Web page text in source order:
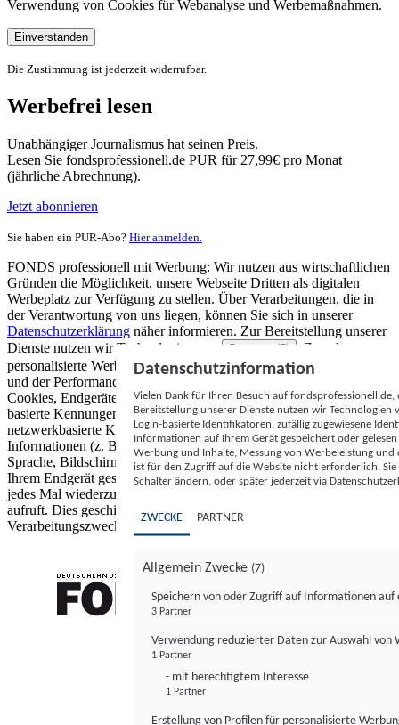
Verwendung von Cookies für Webanalyse und Werbemaßnahmen.
Einverstanden
Die Zustimmung ist jederzeit widerrufbar.
Werbefrei lesen
Unabhängiger Journalismus hat seinen Preis.
Lesen Sie fondsprofessionell.de PUR für 27,99€ pro Monat
(jährliche Abrechnung).
Jetzt abonnieren
Sie haben ein PUR-Abo? Hier anmelden.
FONDS professionell mit Werbung: Wir nutzen aus wirtschaftlichen
Gründen die Möglichkeit, unsere Webseite Dritten als digitalen
Werbeplatz zur Verfügung zu stellen. Über Verarbeitungen, die in
der Verantwortung von uns liegen, können Sie sich in unserer
Datenschutzerklärung näher informieren. Zur Bereitstellung unserer
Dienste nutzen wir Technologien von
Partnern (5)
. Zwecke:
personalisierte Werbung und Inhalte, Messung von Werbeleistung
und der Performance von Inhalten sowie Zielgruppenforschung.
Cookies, Endgeräte- oder ähnliche Online-Kennungen (z. B. login-
basierte Kennungen, zufällig generierte Kennungen,
netzwerkbasierte Kennungen) können zusammen mit anderen
Informationen (z. B. Browsertyp und Browserinformationen,
Sprache, Bildschirmgröße, unterstützte Technologien usw.) auf
Ihrem Endgerät gespeichert oder von dort ausgelesen werden, um es
jedes Mal wiederzuerkennen, wenn es eine App oder einer Webseite
aufruft. Dies geschieht für einen oder mehrere der hier aufgeführten
Verarbeitungszwecke.
Datenschutzinformation
Vielen Dank für Ihren Besuch auf
Bereitstellung unserer Dienste nutzen wir Technologien
Login-basierte Identifikatoren, zufällig zugewiesene
Informationen auf Ihrem Gerät gespeichert oder
Werbung und Inhalte, Messung von Werbeleistung
ist für den Zugriff auf die Website nicht erforderlich.
Schalter ändern, oder später jederzeit via
ZWECKE PARTNER
Allgemein Zwecke (7)
Speichern von oder Zugriff auf Informationen auf
3 Partner
Verwendung reduzierter Daten zur Auswahl von
1 Partner
- mit berechtigtem Interesse
1 Partner
Erstellung von Profilen für personalisierte
FONDS professionell